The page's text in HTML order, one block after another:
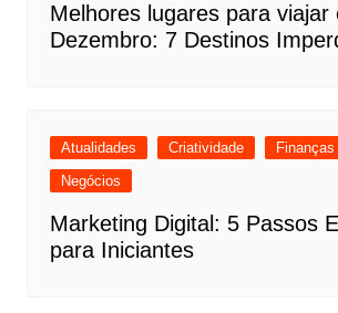
Melhores lugares para viajar
Dezembro: 7 Destinos
Atualidades Criatividade Finanças
Negócios
Marketing Digital: 5 Passos
para Iniciantes